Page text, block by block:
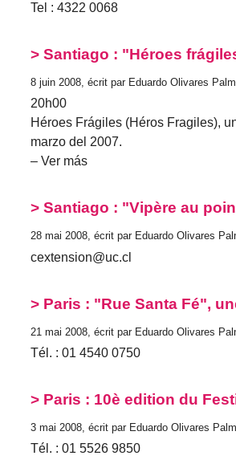
Tel : 4322 0068
> Santiago : "Héroes
8 juin 2008, écrit par Eduardo Olivares
20h00
Héroes Frágiles (Héros Fragiles),
marzo del 2007.
– Ver más
> Santiago : "Vipère au
28 mai 2008, écrit par Eduardo Olivares
cextension@uc.cl
> Paris : "Rue Santa Fé",
21 mai 2008, écrit par Eduardo Olivares
Tél. : 01 4540 0750
> Paris : 10è edition du
3 mai 2008, écrit par Eduardo Olivares
Tél. : 01 5526 9850